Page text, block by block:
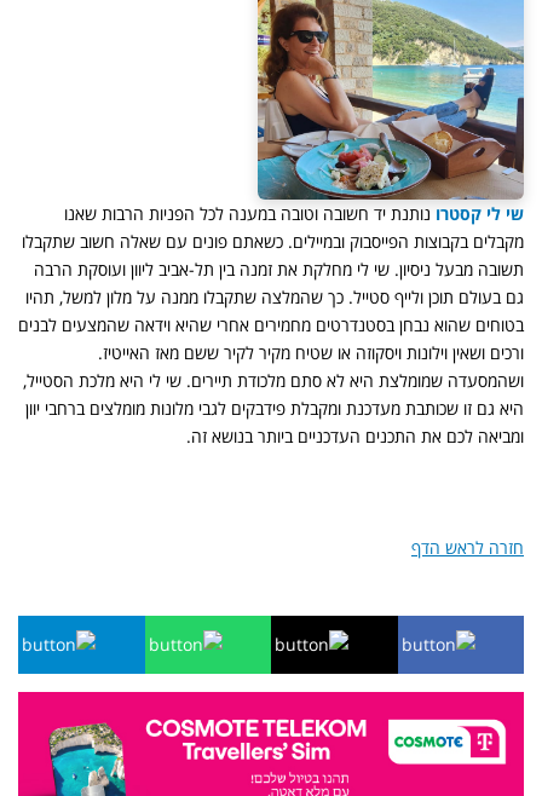
שי לי קסטרו נותנת יד חשובה וטובה במענה לכל הפניות הרבות שאנו
מקבלים בקבוצות הפייסבוק ובמיילים. כשאתם פונים עם שאלה חשוב שתקבלו
תשובה מבעל ניסיון. שי לי מחלקת את זמנה בין תל-אביב ליוון ועוסקת הרבה
גם בעולם תוכן ולייף סטייל. כך שהמלצה שתקבלו ממנה על מלון למשל, תהיו
בטוחים שהוא נבחן בסטנדרטים מחמירים אחרי שהיא וידאה שהמצעים לבנים
ורכים ושאין וילונות ויסקוזה או שטיח מקיר לקיר ששם מאז האייטיז.
ושהמסעדה שמומלצת היא לא סתם מלכודת תיירים. שי לי היא מלכת הסטייל,
היא גם זו שכותבת מעדכנת ומקבלת פידבקים לגבי מלונות מומלצים ברחבי יוון
ומביאה לכם את התכנים העדכניים ביותר בנושא זה.
חזרה לראש הדף